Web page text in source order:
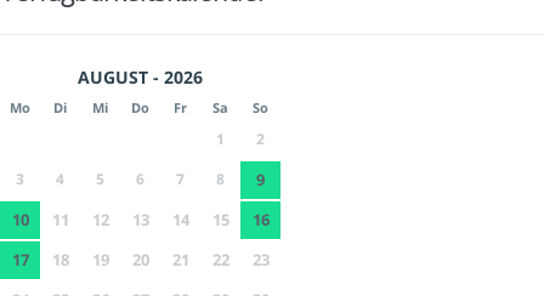
AUGUST - 2026
Mo Di Mi Do Fr Sa So
1
2
3
4 5 6 7 8
9
10
11 12 13 14 15
16
17
18 19 20 21 22
23